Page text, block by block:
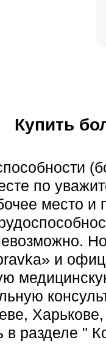
Купить
по
место и
и
в разделе "